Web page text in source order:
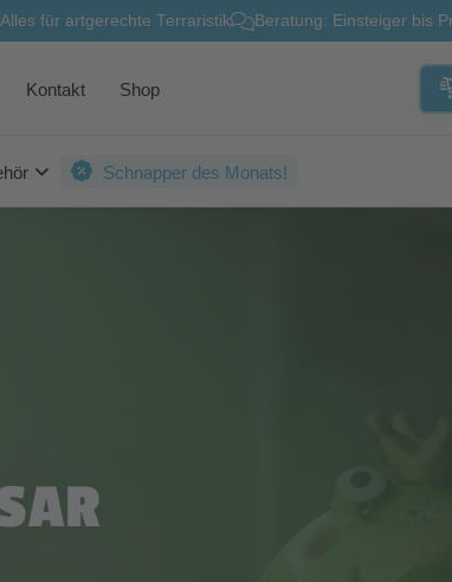
Alles für artgerechte Terraristik Beratung: Einsteiger bis
Kontakt Shop
Schnapper des Monats!